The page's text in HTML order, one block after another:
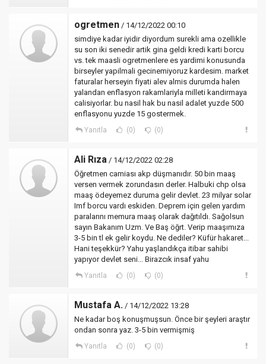
ogretmen / 14/12/2022 00:10
simdiye kadar iyidir diyordum surekli ama ozellikle
su son iki senedir artik gina geldi kredi karti borcu
vs. tek maasli ogretmenlere es yardimi konusunda
birseyler yapilmali gecinemiyoruz kardesim. market
faturalar herseyin fiyati alev almis durumda halen
yalandan enflasyon rakamlariyla milleti kandirmaya
calisiyorlar. bu nasil hak bu nasil adalet yuzde 500
enflasyonu yuzde 15 gostermek.
Yanıtla (0) (0)
Ali Rıza / 14/12/2022 02:28
Öğretmen camiası akp düşmanıdır. 50 bin maaş
versen vermek zorundasın derler. Halbuki chp olsa
maaş ödeyemez duruma gelir devlet. 23 milyar solar
Imf borcu vardı eskiden. Deprem için gelen yardım
paralarını memura maaş olarak dağıtıldı. Sağolsun
sayın Bakanım Uzm. Ve Baş öğrt. Verip maaşımıza
3-5 bin tl ek gelir koydu. Ne dediler? Küfür hakaret...
Hani teşekkür? Yahu yaşlandıkça itibar sahibi
yapıyor devlet seni... Birazcık insaf yahu
Yanıtla (0) (0)
Mustafa A. / 14/12/2022 13:28
Ne kadar boş konuşmuşsun. Önce bir şeyleri araştır
ondan sonra yaz. 3-5 bin vermişmiş
Yanıtla (0) (0)